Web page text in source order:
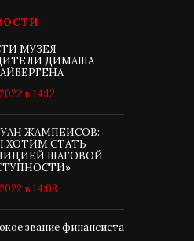
МУЗЕЯ –
ДИМАША
в 14:12
ЖАМПЕИСОВ:
ХОТИМ СТАТЬ
ШАГОВОЙ
в 14:08
звание финансиста